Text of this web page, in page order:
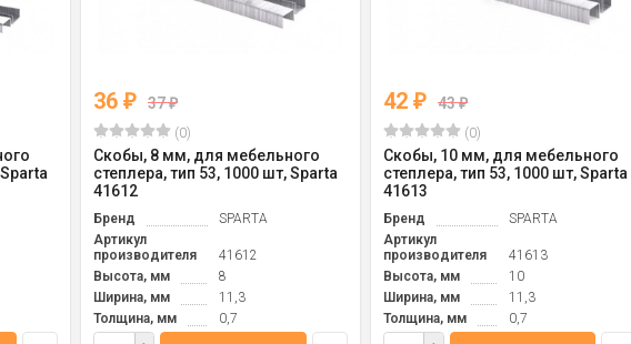
36 ₽ 37₽
(0)
Скобы, 8 мм, для мебельного
степлера, тип 53, 1000 шт, Sparta
41612
Бренд
SPARTA
Артикул
производителя
41612
Высота, мм
8
Ширина, мм
11,3
Толщина, мм
0,7
42 ₽ 43₽
(0)
Скобы, 10 мм, для мебельного
степлера, тип 53, 1000 шт, Sparta
41613
Бренд
SPARTA
Артикул
производителя
41613
Высота, мм
10
Ширина, мм
11,3
Толщина, мм
0,7